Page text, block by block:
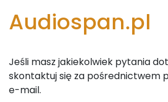
Audiospan.pl
Jeśli masz jakiekolwiek pytania
skontaktuj się za pośrednictwem
e-mail.